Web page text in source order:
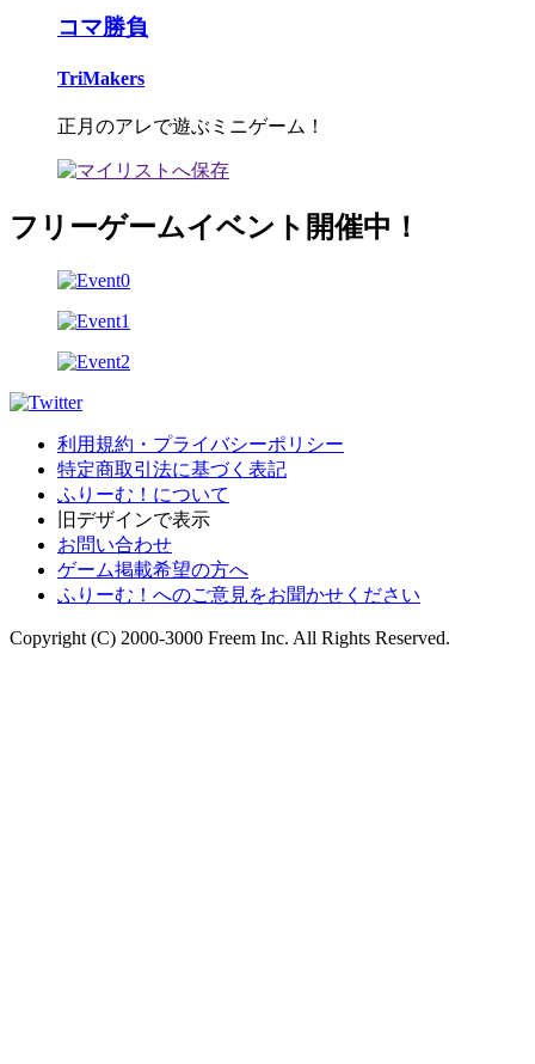
コマ勝負
TriMakers
正月のアレで遊ぶミニゲーム！
フリーゲームイベント開催中！
利用規約・プライバシーポリシー
特定商取引法に基づく表記
ふりーむ！について
旧デザインで表示
お問い合わせ
ゲーム掲載希望の方へ
ふりーむ！へのご意見をお聞かせください
Copyright (C) 2000-3000 Freem Inc. All Rights Reserved.